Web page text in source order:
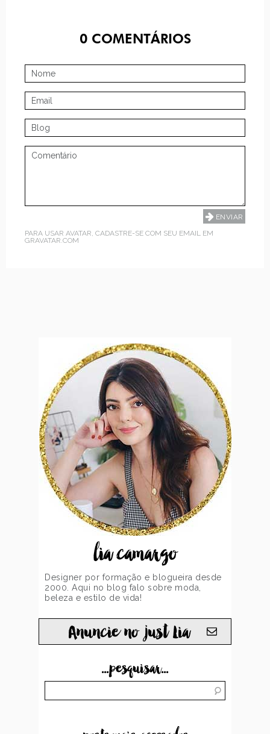
0COMENTÁRIOS
PARA USAR AVATAR, CADASTRE-SE COM SEU EMAIL EM
GRAVATAR.COM
lia camargo
Designer por formação e blogueira desde
2000. Aqui no blog falo sobre moda,
beleza e estilo de vida!
Anuncie no just Lia
...pesquisar...